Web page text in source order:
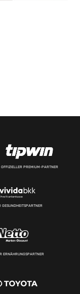
OFFIZIELLER PREMIUM-PARTNER
GESUNDHEITSPARTNER
ERNÄHRUNGSPARTNER